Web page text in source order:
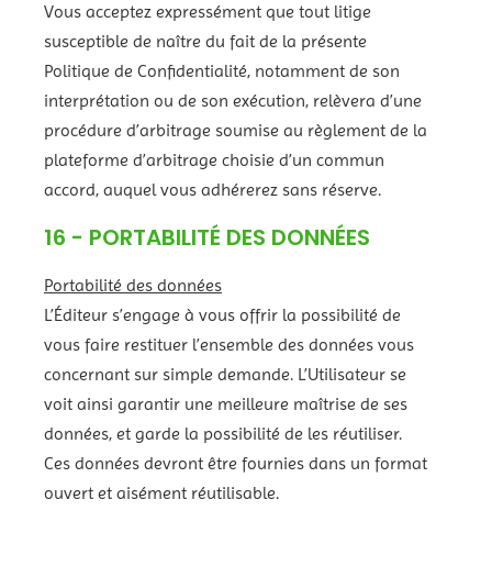
Vous acceptez expressément que tout litige
susceptible de naître du fait de la présente
Politique de Confidentialité, notamment de son
interprétation ou de son exécution, relèvera d’une
procédure d’arbitrage soumise au règlement de la
plateforme d’arbitrage choisie d’un commun
accord, auquel vous adhérerez sans réserve.
16 - PORTABILITÉ DES DONNÉES
Portabilité des données
L’Éditeur s’engage à vous offrir la possibilité de
vous faire restituer l’ensemble des données vous
concernant sur simple demande. L’Utilisateur se
voit ainsi garantir une meilleure maîtrise de ses
données, et garde la possibilité de les réutiliser.
Ces données devront être fournies dans un format
ouvert et aisément réutilisable.